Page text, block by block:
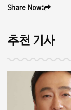
Share Now:
추천 기사